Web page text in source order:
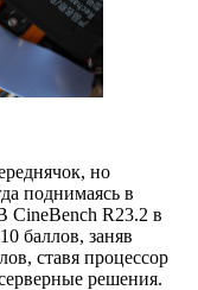
но
поднимаясь в
CineBench R23.2 в
баллов, заняв
ставя процессор
решения.